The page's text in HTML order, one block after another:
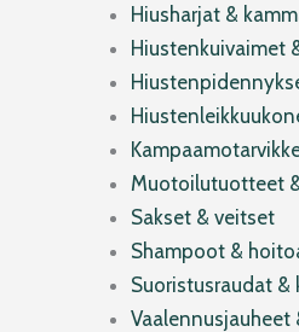
Hiusharjat &
Hiustenkuivaimet
Muotoilutuotteet
Sakset & veitset
Shampoot &
Suoristusraudat &